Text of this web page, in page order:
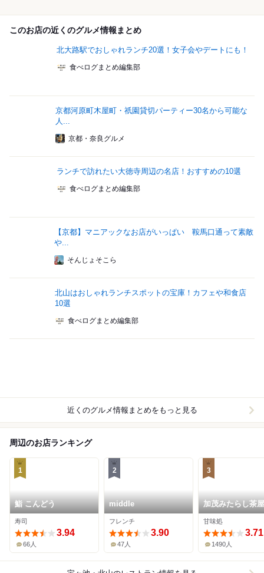
このお店の近くのグルメ情報まとめ
北大路駅でおしゃれランチ20選！女子会やデートにも！
食べログまとめ編集部
京都河原町木屋町・祇園貸切パーティー30名から可能な
人...
京都・奈良グルメ
ランチで訪れたい大徳寺周辺の名店！おすすめの10選
食べログまとめ編集部
【京都】マニアックなお店がいっぱい 鞍馬口通って素敵
や...
そんじょそこら
北山はおしゃれランチスポットの宝庫！カフェや和食店
10選
食べログまとめ編集部
近くのグルメ情報まとめをもっと見る
周辺のお店ランキング
1
鮨 こんどう
寿司
3.94
66人
2
middle
フレンチ
3.90
47人
3
加茂みたらし茶屋
甘味処
3.71
1490人